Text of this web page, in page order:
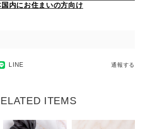
国内にお住まいの方向け
LINE 通報する
ITEMS